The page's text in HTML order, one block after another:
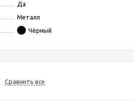
Да
Металл
Чёрный
Сравнить все